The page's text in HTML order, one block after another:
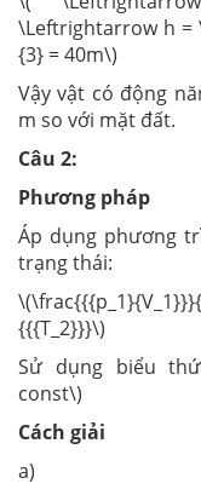
\Leftrightarrow h =
{3} = 40m\)
Vậy vật có động
m so với mặt đất.
Câu 2:
Phương pháp
Áp dụng phương
trạng thái:
{{{T_2}}}\)
Sử dụng biểu
const\)
Cách giải
a)